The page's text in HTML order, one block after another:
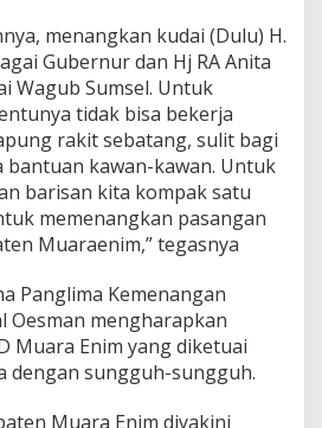
menangkan kudai (Dulu) H.
Gubernur dan Hj RA Anita
Wagub Sumsel. Untuk
tidak bisa bekerja
rakit sebatang, sulit bagi
bantuan kawan-kawan. Untuk
barisan kita kompak satu
memenangkan pasangan
Muaraenim,” tegasnya
Panglima Kemenangan
Oesman mengharapkan
Muara Enim yang diketuai
dengan sungguh-sungguh.
Muara Enim diyakini